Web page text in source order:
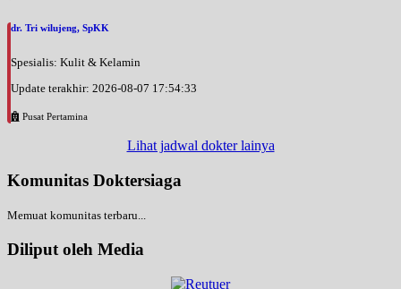
dr. Tri wilujeng, SpKK
Spesialis: Kulit & Kelamin
Update terakhir: 2026-08-07 17:54:33
Pusat Pertamina
Lihat jadwal dokter lainya
Komunitas Doktersiaga
Memuat komunitas terbaru...
Diliput oleh Media